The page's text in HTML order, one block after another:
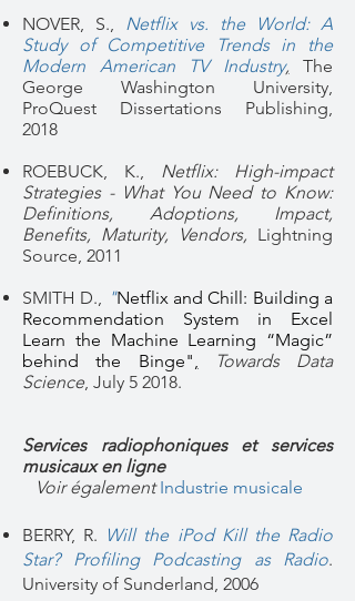
NOVER, S., Netflix vs. the World: A
Study of Competitive Trends in the
Modern American TV Industry,
The
George Washington University,
ProQuest Dissertations Publishing,
2018
ROEBUCK, K., Netflix: High-impact
Strategies - What You Need to Know:
Definitions, Adoptions, Impact,
Benefits, Maturity, Vendors, Lightning
Source, 2011
SMITH D., "Netflix and Chill: Building a
Recommendation System in Excel
Learn the Machine Learning “Magic”
behind the Binge",
Towards Data
Science, July 5 2018.
Services radiophoniques et services
musicaux en ligne
Voir également Industrie musicale
BERRY, R. Will the iPod Kill the Radio
Star? Profiling Podcasting as Radio.
University of Sunderland, 2006